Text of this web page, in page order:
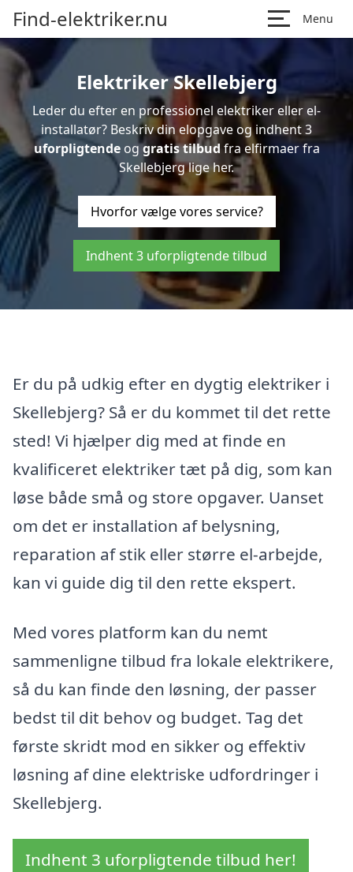
Find-elektriker.nu Menu
Elektriker Skellebjerg
Leder du efter en professionel elektriker eller el-
installatør? Beskriv din elopgave og indhent 3
uforpligtendeoggratis tilbud fra elfirmaer fra
Skellebjerg lige her.
Hvorfor vælge vores service?
Indhent 3 uforpligtende tilbud
Er du på udkig efter en dygtig elektriker i
Skellebjerg? Så er du kommet til det rette
sted! Vi hjælper dig med at finde en
kvalificeret elektriker tæt på dig, som kan
løse både små og store opgaver. Uanset
om det er installation af belysning,
reparation af stik eller større el-arbejde,
kan vi guide dig til den rette ekspert.
Med vores platform kan du nemt
sammenligne tilbud fra lokale elektrikere,
så du kan finde den løsning, der passer
bedst til dit behov og budget. Tag det
første skridt mod en sikker og effektiv
løsning af dine elektriske udfordringer i
Skellebjerg.
Indhent 3 uforpligtende tilbud her!